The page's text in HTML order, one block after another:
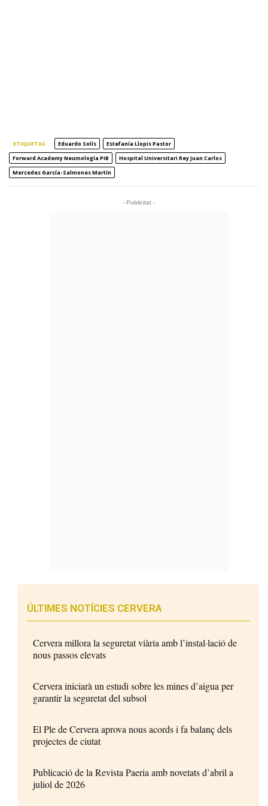
ETIQUETAS Eduardo Solís
Estefanía Llopis Pastor
Forward Academy Neumología PIB
Hospital Universitari Rey Juan Carlos
Mercedes García-Salmones Martín
- Publicitat -
ÚLTIMES NOTÍCIES CERVERA
Cervera millora la seguretat viària amb l’instal·lació de
nous passos elevats
Cervera iniciarà un estudi sobre les mines d’aigua per
garantir la seguretat del subsol
El Ple de Cervera aprova nous acords i fa balanç dels
projectes de ciutat
Publicació de la Revista Paeria amb novetats d’abril a
juliol de 2026